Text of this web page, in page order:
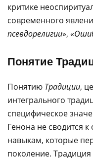
критике
современного
псевдорелигии», «
Понятие
Понятию Традиции,
интегрального
специфическое
Генона не сводится
навыкам, которые
поколение. Традиция